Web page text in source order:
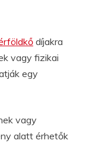
díjakra
vagy fizikai
egy
vagy
alatt érhetők